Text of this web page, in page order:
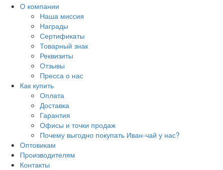
О компании
Наша миссия
Награды
Сертификаты
Товарный знак
Реквизиты
Отзывы
Пресса о нас
Как купить
Оплата
Доставка
Гарантия
Офисы и точки продаж
Почему выгодно покупать Иван-чай у нас?
Оптовикам
Производителям
Контакты